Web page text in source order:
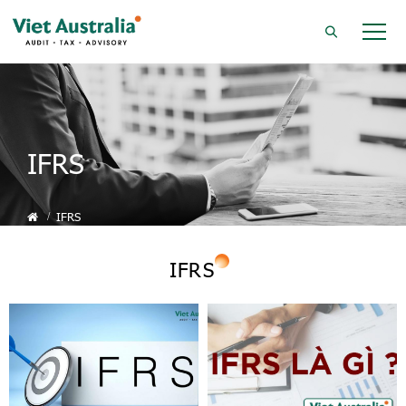
IFRS
IFRS
IFRS